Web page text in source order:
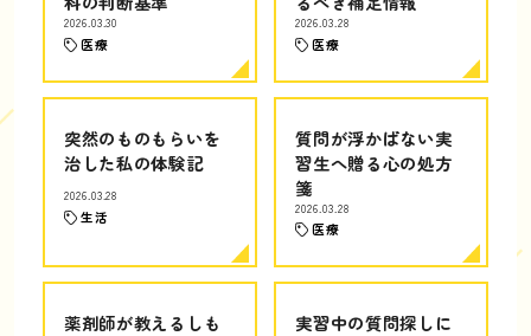
2026.03.30
医療
2026.03.28
医療
突然のものもらいを
治した私の体験記
2026.03.28
生活
質問が浮かばない実
習生へ贈る心の処方
箋
2026.03.28
医療
薬剤師が教えるしも
実習中の質問探しに